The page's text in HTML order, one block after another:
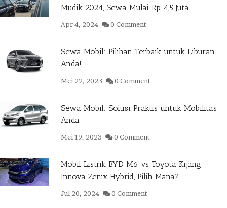
Mudik 2024, Sewa Mulai Rp 4,5 Juta
Apr 4, 2024 0 Comment
Sewa Mobil: Pilihan Terbaik untuk Liburan
Anda!
Mei 22, 2023 0 Comment
Sewa Mobil: Solusi Praktis untuk Mobilitas
Anda
Mei 19, 2023 0 Comment
Mobil Listrik BYD M6 vs Toyota Kijang
Innova Zenix Hybrid, Pilih Mana?
Jul 20, 2024 0 Comment